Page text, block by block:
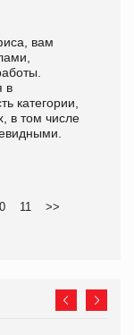
вам
в
категории,
в том числе
11 >>